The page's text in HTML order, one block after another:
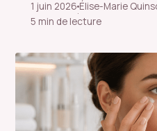
1 juin 2026
·
Élise-Marie
5 min de lecture